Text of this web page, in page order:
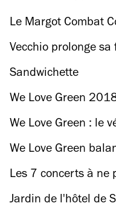
Le Margot Combat
Meurice
Vecchio prolonge
ambiance iodée
Sandwichette
We Love Green
We Love Green : le
We Love Green
forme d’énigme
Les 7 concerts à ne
Green 2023
Jardin de l'hôtel de